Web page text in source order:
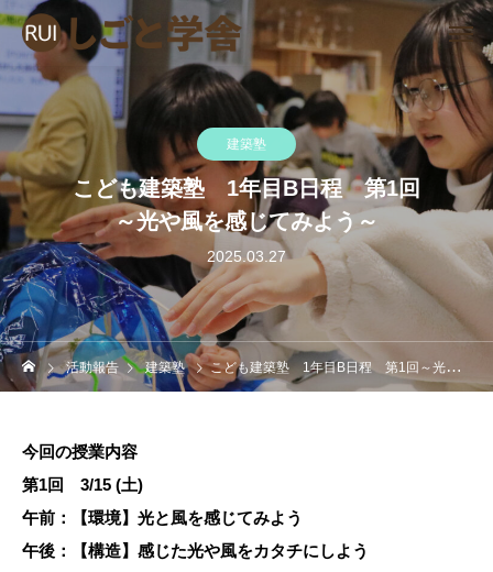
建築塾
こども建築塾 1年目B日程 第1回
～光や風を感じてみよう～
2025.03.27
活動報告 建築塾 こども建築塾 1年目B日程 第1回～光や風を感じてみよう～
今回の授業内容
第1回 3/15 (土)
午前：【環境】光と風を感じてみよう
午後：【構造】感じた光や風をカタチにしよう